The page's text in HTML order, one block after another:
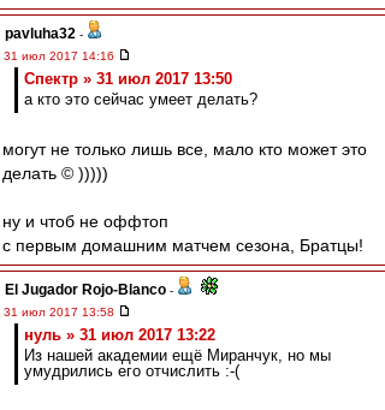
pavluha32 -
31 июл 2017 14:16
Спектр » 31 июл 2017 13:50
а кто это сейчас умеет делать?
могут не только лишь все, мало кто может это
делать © )))))
ну и чтоб не оффтоп
с первым домашним матчем сезона, Братцы!
El Jugador Rojo-Blanco -
31 июл 2017 13:58
нуль » 31 июл 2017 13:22
Из нашей академии ещё Миранчук, но мы
умудрились его отчислить :-(